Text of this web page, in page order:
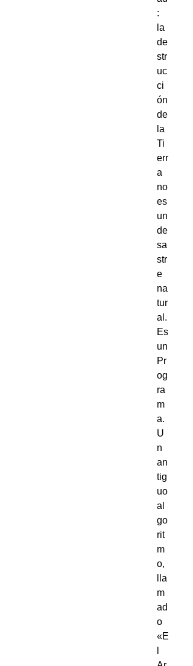
:
la
de
str
uc
ci
ón
de
la
Ti
err
a
no
es
un
de
sa
str
e
na
tur
al.
Es
un
Pr
og
ra
m
a.
U
n
an
tig
uo
al
go
rit
m
o,
lla
m
ad
o
«E